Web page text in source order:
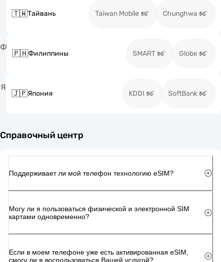
🇹🇼Тайвань Taiwan Mobile Chunghwa
Ф
🇵🇭Филиппины SMART Globe
Я
🇯🇵Япония KDDI SoftBank
Справочный центр
Поддерживает ли мой телефон технологию eSIM?
Могу ли я пользоваться физической и электронной SIM
картами одновременно?
Если в моем телефоне уже есть активированная eSIM,
смогу ли я воспользоваться Вашей услугой?